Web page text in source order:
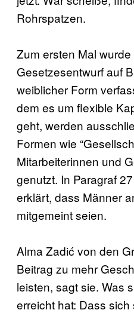
Rohrspatzen.
Zum ersten Mal
Gesetzesentwurf auf
weiblicher Form
dem es um flexible
geht, werden
Formen wie
Mitarbeiterinnen und
genutzt. In Paragraf
erklärt, dass Männer
mitgemeint seien.
Alma Zadić von den
Beitrag zu mehr
leisten, sagt sie. Was
erreicht hat: Dass